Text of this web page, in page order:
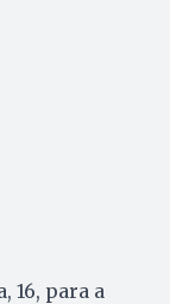
16, para a